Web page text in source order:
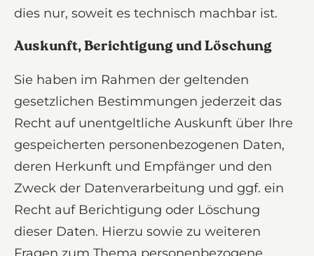
dies nur, soweit es technisch machbar ist.
Auskunft, Berichtigung und Löschung
Sie haben im Rahmen der geltenden
gesetzlichen Bestimmungen jederzeit das
Recht auf unentgeltliche Auskunft über Ihre
gespeicherten personenbezogenen Daten,
deren Herkunft und Empfänger und den
Zweck der Datenverarbeitung und ggf. ein
Recht auf Berichtigung oder Löschung
dieser Daten. Hierzu sowie zu weiteren
Fragen zum Thema personenbezogene